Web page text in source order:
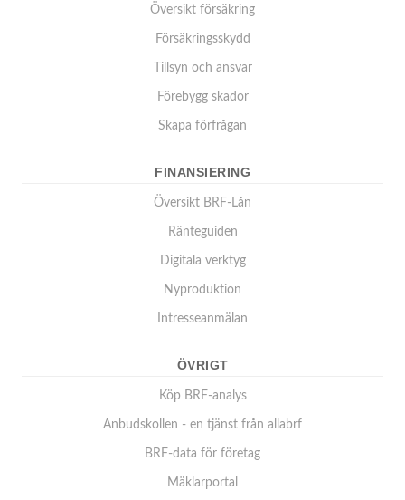
Översikt försäkring
Försäkringsskydd
Tillsyn och ansvar
Förebygg skador
Skapa förfrågan
FINANSIERING
Översikt BRF-Lån
Ränteguiden
Digitala verktyg
Nyproduktion
Intresseanmälan
ÖVRIGT
Köp BRF-analys
Anbudskollen - en tjänst från allabrf
BRF-data för företag
Mäklarportal